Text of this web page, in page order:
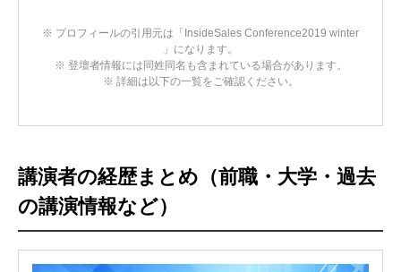
※ プロフィールの引用元は「InsideSales Conference2019 winter
」になります。
※ 登壇者情報には同姓同名も含まれている場合があります。
※ 詳細は以下の一覧をご確認ください。
講演者の経歴まとめ（前職・大学・過去
の講演情報など）